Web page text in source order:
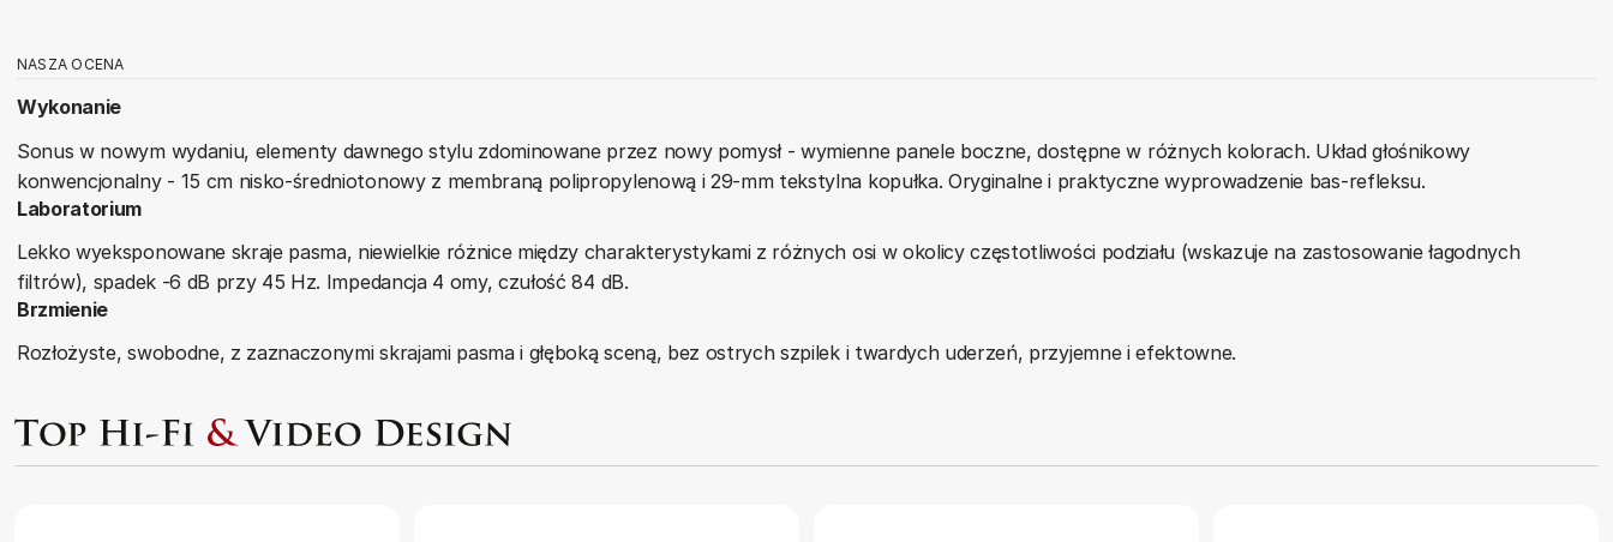
NASZA OCENA
Wykonanie
Sonus w nowym wydaniu, elementy dawnego stylu zdominowane przez nowy pomysł - wymienne panele boczne, dostępne w różnych kolorach. Układ głośnikowy
konwencjonalny - 15 cm nisko-średniotonowy z membraną polipropylenową i 29-mm tekstylna kopułka. Oryginalne i praktyczne wyprowadzenie bas-refleksu.
Laboratorium
Lekko wyeksponowane skraje pasma, niewielkie różnice między charakterystykami z różnych osi w okolicy częstotliwości podziału (wskazuje na zastosowanie łagodnych
filtrów), spadek -6 dB przy 45 Hz. Impedancja 4 omy, czułość 84 dB.
Brzmienie
Rozłożyste, swobodne, z zaznaczonymi skrajami pasma i głęboką sceną, bez ostrych szpilek i twardych uderzeń, przyjemne i efektowne.